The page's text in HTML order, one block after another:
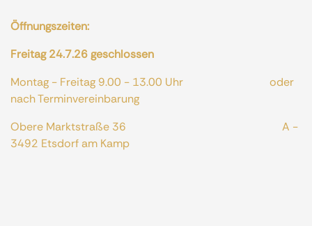
Öffnungszeiten:
Freitag 24.7.26 geschlossen
Montag - Freitag 9.00 - 13.00 Uhr oder
nach Terminvereinbarung
Obere Marktstraße 36 A -
3492 Etsdorf am Kamp